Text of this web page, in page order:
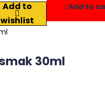
Add to
wishlist
Add to
30ml